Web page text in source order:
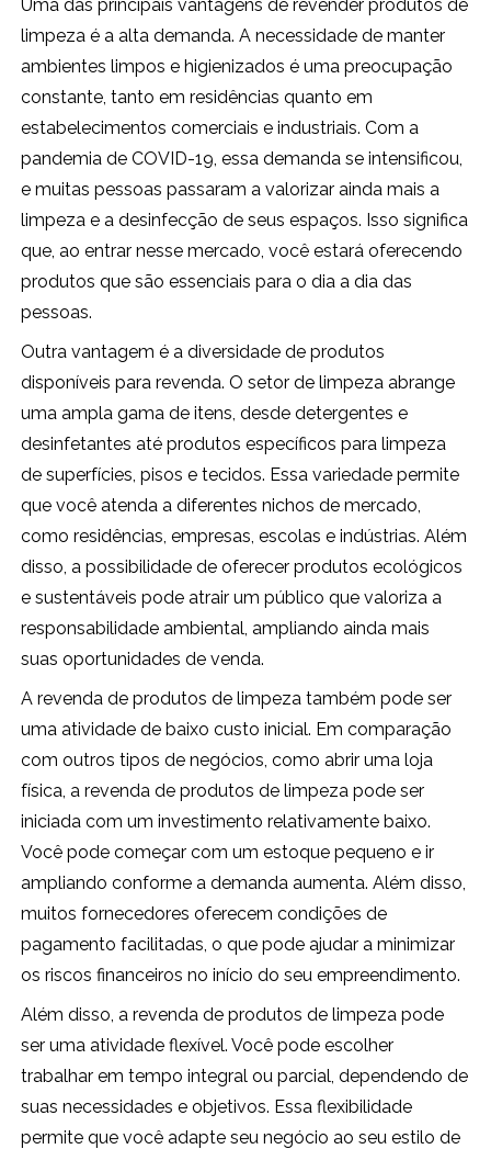
Uma das principais vantagens de revender produtos de
limpeza é a alta demanda. A necessidade de manter
ambientes limpos e higienizados é uma preocupação
constante, tanto em residências quanto em
estabelecimentos comerciais e industriais. Com a
pandemia de COVID-19, essa demanda se intensificou,
e muitas pessoas passaram a valorizar ainda mais a
limpeza e a desinfecção de seus espaços. Isso significa
que, ao entrar nesse mercado, você estará oferecendo
produtos que são essenciais para o dia a dia das
pessoas.
Outra vantagem é a diversidade de produtos
disponíveis para revenda. O setor de limpeza abrange
uma ampla gama de itens, desde detergentes e
desinfetantes até produtos específicos para limpeza
de superfícies, pisos e tecidos. Essa variedade permite
que você atenda a diferentes nichos de mercado,
como residências, empresas, escolas e indústrias. Além
disso, a possibilidade de oferecer produtos ecológicos
e sustentáveis pode atrair um público que valoriza a
responsabilidade ambiental, ampliando ainda mais
suas oportunidades de venda.
A revenda de produtos de limpeza também pode ser
uma atividade de baixo custo inicial. Em comparação
com outros tipos de negócios, como abrir uma loja
física, a revenda de produtos de limpeza pode ser
iniciada com um investimento relativamente baixo.
Você pode começar com um estoque pequeno e ir
ampliando conforme a demanda aumenta. Além disso,
muitos fornecedores oferecem condições de
pagamento facilitadas, o que pode ajudar a minimizar
os riscos financeiros no início do seu empreendimento.
Além disso, a revenda de produtos de limpeza pode
ser uma atividade flexível. Você pode escolher
trabalhar em tempo integral ou parcial, dependendo de
suas necessidades e objetivos. Essa flexibilidade
permite que você adapte seu negócio ao seu estilo de